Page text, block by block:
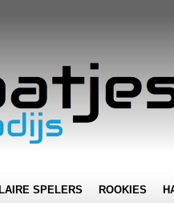
SPELERS ROOKIES